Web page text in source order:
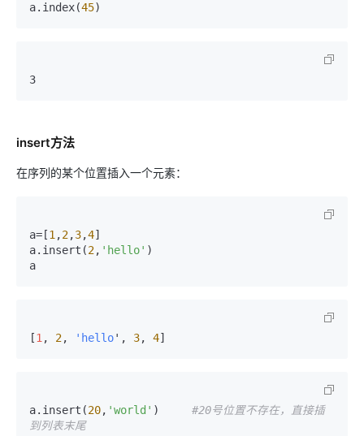
a.index(45)
3
insert方法
在序列的某个位置插入一个元素：
a=[1 ,2,3,4]
a.insert(2, 'hello' )
a
[1 , 2, 'hello', 3, 4]
a.insert(20, 'world' ) #20号位置不存在，直接插
到列表末尾